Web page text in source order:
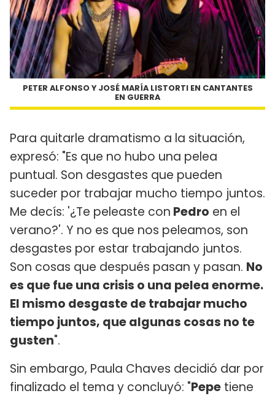
PETER ALFONSO Y JOSÉ MARÍA LISTORTI EN CANTANTES
EN GUERRA
Para quitarle dramatismo a la situación,
expresó: "Es que no hubo una pelea
puntual. Son desgastes que pueden
suceder por trabajar mucho tiempo juntos.
Me decís: '¿Te peleaste con Pedro en el
verano?'. Y no es que nos peleamos, son
desgastes por estar trabajando juntos.
Son cosas que después pasan y pasan. No
es que fue una crisis o una pelea enorme.
El mismo desgaste de trabajar mucho
tiempo juntos, que algunas cosas no te
gusten".
Sin embargo, Paula Chaves decidió dar por
finalizado el tema y concluyó: "Pepe tiene